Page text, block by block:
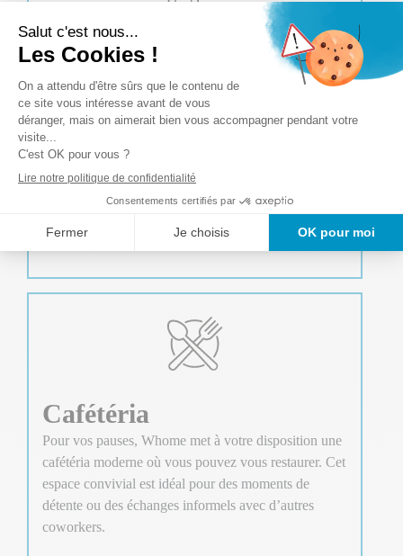
Accueil et Conciergerie
À votre arrivée, vous êtes accueilli par un personnel
chaleureux et professionnel disponible de 9 h à 18 h.
De son côté, le service de conciergerie peut aussi
prendre en charge certaines de vos tâches
administratives (gestion du courrier, organisation de
vos événements…), ce qui vous permet de rester
concentré sur votre travail.
Cafétéria
Pour vos pauses, Whome met à votre disposition une
cafétéria moderne où vous pouvez vous restaurer. Cet
espace convivial est idéal pour des moments de
détente ou des échanges informels avec d’autres
coworkers.